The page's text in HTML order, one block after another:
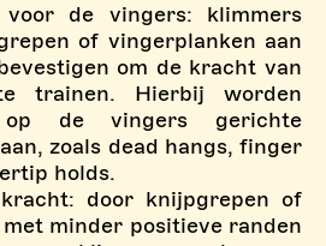
de vingers: klimmers
of vingerplanken aan
om de kracht van
trainen. Hierbij worden
op de vingers gerichte
zoals dead hangs, finger
holds.
door knijpgrepen of
minder positieve randen